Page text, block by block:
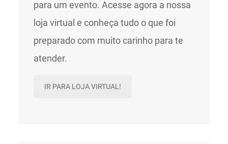
para um evento. Acesse agora a nossa
loja virtual e conheça tudo o que foi
preparado com muito carinho para te
atender.
IR PARA LOJA VIRTUAL!